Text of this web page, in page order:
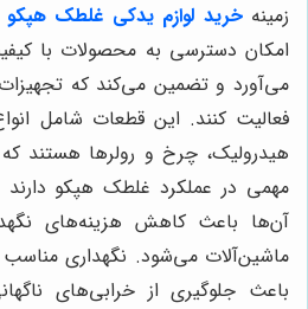
زمینه خرید لوازم یدکی غلطک هپکو
امکان دسترسی به محصولات با
می‌آورد و تضمین می‌کند که تجهیزات
فعالیت کنند. این قطعات شامل
هیدرولیک، چرخ و رولرها
مهمی در عملکرد غلطک هپکو
آن‌ها باعث کاهش هزینه‌های
ماشین‌آلات می‌شود. نگهداری
باعث جلوگیری از خرابی‌های